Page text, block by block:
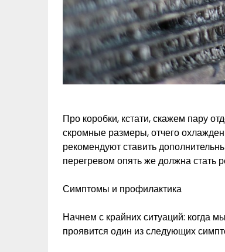
Про коробки, кстати, скажем пару
скромные размеры, отчего
рекомендуют ставить
перегревом опять же должна стать
Симптомы и профилактика
Начнем с крайних ситуаций: когда
проявится один из следующих